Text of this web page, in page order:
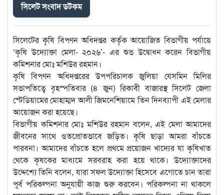
সিলেট সংবাদ ডটকম
সিলেটের কৃষি বিপণন অধিদপ্তর কর্তৃক আয়োজিত বিভাগীয় পর্যায়ে
‘কৃষি উদ্যোক্তা মেলা- ২০২৬’- এর শুভ উদ্বোধন করেন বিভাগীয়
কমিশনার মোঃ মশিউর রহমান।
কৃষি বিপণন অধিদপ্তরের উপপরিচালক জুলিয়া যেসমিন মিলির
সভাপতিত্বে বৃহস্পতিবার (৪ জুন) রিকাবী বাজারস্থ সিলেট জেলা
স্টেডিয়ামের মোহাম্মদ আলী জিমনেশিয়ামে তিন দিনব্যাপী এই মেলার
আয়োজন করা হয়েছে।
বিভাগীয় কমিশনার মোঃ মশিউর রহমান বলেন, এই মেলা আমাদের
জীবনের সাথে ওতপ্রোতভাবে জড়িত। কৃষি ছাড়া আমরা বাঁচতে
পারবনা। আমাদের বাঁচতে হলে প্রথমে প্রয়োজন খাদ্যের যা কৃষিখাত
থেকে কৃষকের মাধ্যমে সরবরাহ করা হয়ে থাকে। উদ্যোক্তাদের
উদ্দেশ্যে তিনি বলেন, যারা সফল উদ্যোক্তা হিসেবে এগোতে চান তারা
পূর্ব পরিকল্পনা অনুযায়ী কাজ শুরু করবেন। পরিকল্পনা না থাকলে